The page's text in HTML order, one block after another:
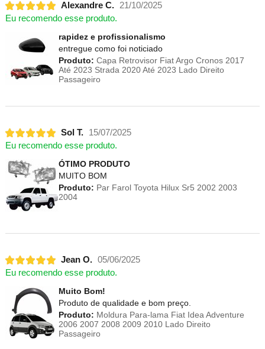
Alexandre C. 21/10/2025
Eu recomendo esse produto.
rapidez e profissionalismo
entregue como foi noticiado
Produto: Capa Retrovisor Fiat Argo Cronos 2017
Até 2023 Strada 2020 Até 2023 Lado Direito
Passageiro
Sol T.
15/07/2025
Eu recomendo esse produto.
ÓTIMO PRODUTO
MUITO BOM
Produto: Par Farol Toyota Hilux Sr5 2002 2003
2004
Jean O. 05/06/2025
Eu recomendo esse produto.
Muito Bom!
Produto de qualidade e bom preço.
Produto: Moldura Para-lama Fiat Idea Adventure
2006 2007 2008 2009 2010 Lado Direito
Passageiro